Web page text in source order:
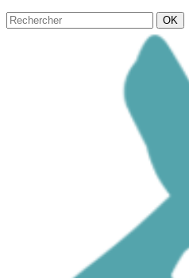
OK